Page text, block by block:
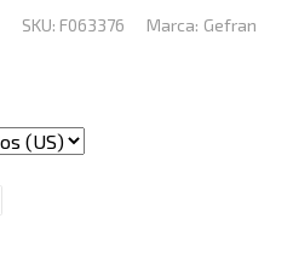
SKU: F063376 Marca: Gefran